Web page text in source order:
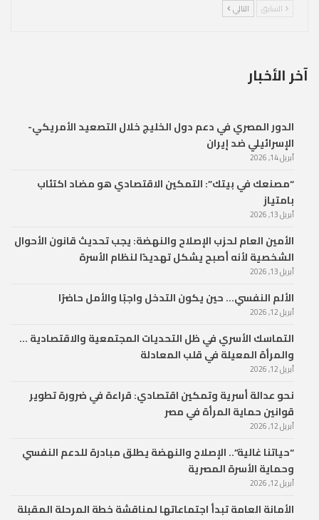
السابق التالي
آخر الأخبار
الدور المصري في دعم دول الخليج خلال التصعيد الأمريكي-
الإسرائيلي ضد إيران
أبريل 14, 2026
“مصنعك في بيتك”: التمكين الاقتصادي هو مضاد اكتئاب
بامتياز
أبريل 13, 2026
الأمين العام لحزب الإصلاح والنهضة: يجب تحديث قانون الأحوال
الشخصية لأنه أصبح يشكل تهديدًا لنظام الأسرة
أبريل 13, 2026
الألم النفسي… حين يكون التدخل واجبًا والأمل حاضرًا
أبريل 12, 2026
التماسك الأسري في ظل التحديات المجتمعية والاقتصادية …
والمرأة المعيلة في قلب المعادلة
أبريل 12, 2026
نحو عدالة أسرية وتمكين اقتصادي: قراءة في ضرورة تطوير
قوانين حماية المرأة في مصر
أبريل 12, 2026
“حياتنا غالية”.. الإصلاح والنهضة يطلق مبادرة للدعم النفسي
وحماية الأسرة المصرية
أبريل 12, 2026
الأمانة العامة تبدأ اجتماعاتها لمناقشة خطة المرحلة المقبلة